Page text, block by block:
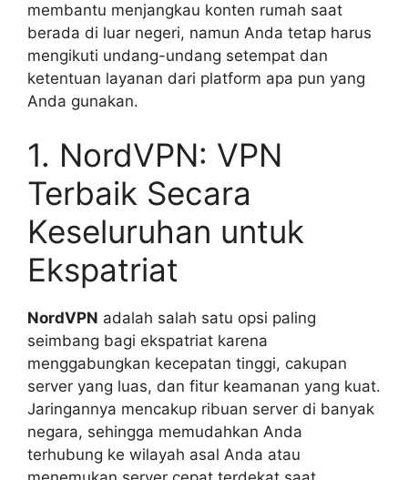
membantu menjangkau konten rumah saat
berada di luar negeri, namun Anda tetap harus
mengikuti undang-undang setempat dan
ketentuan layanan dari platform apa pun yang
Anda gunakan.
1. NordVPN: VPN
Terbaik Secara
Keseluruhan untuk
Ekspatriat
NordVPN adalah salah satu opsi paling
seimbang bagi ekspatriat karena
menggabungkan kecepatan tinggi, cakupan
server yang luas, dan fitur keamanan yang kuat.
Jaringannya mencakup ribuan server di banyak
negara, sehingga memudahkan Anda
terhubung ke wilayah asal Anda atau